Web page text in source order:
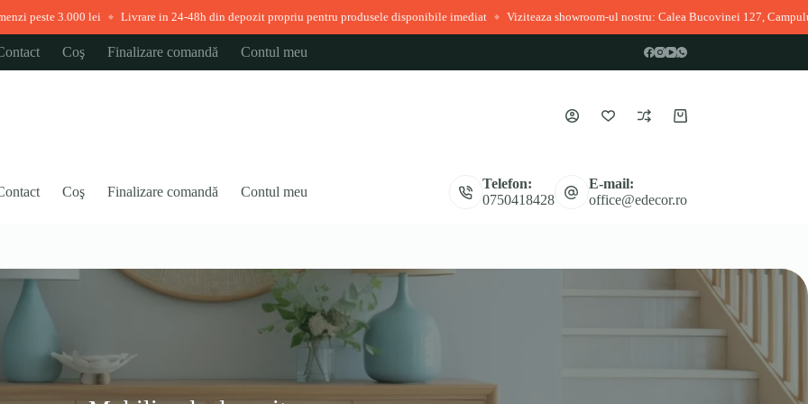
3.000 lei ◆ Livrare in 24-48h din depozit propriu pentru produsele disponibile imediat ◆ Viziteaza showroom-ul nostru: Calea Bucovinei 127, Campulung
Coş Finalizare comandă Contul meu
Coș
Coş Finalizare comandă Contul meu
Telefon:
0750418428
E-mail:
office@edecor.ro